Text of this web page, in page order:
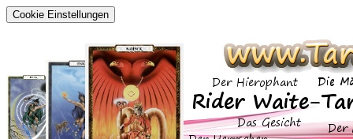
Cookie Einstellungen